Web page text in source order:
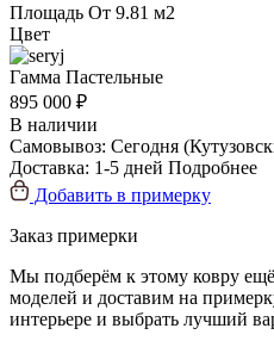
Площадь От 9.81 м2
Цвет
Гамма Пастельные
895 000 ₽
В наличии
Самовывоз: Сегодня
Доставка: 1-5 дней Подробнее
Добавить в примерку
Заказ примерки
Мы подберём к этому ковру
моделей и доставим на
интерьере и выбрать лучший